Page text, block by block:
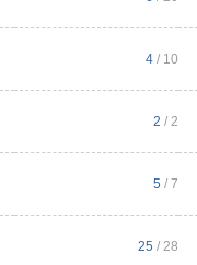
4 / 10
2 / 2
5 / 7
25 / 28